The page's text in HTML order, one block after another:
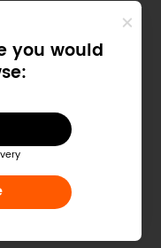
you would
Measure
）
Sensor
Sensor